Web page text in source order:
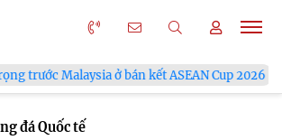
bán kết ASEAN Cup 2026 VFF công
đá Quốc tế